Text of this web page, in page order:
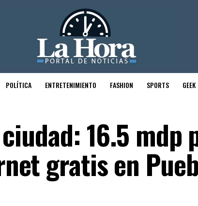
POLÍTICA ENTRETENIMIENTO FASHION SPORTS GEEK
16.5 mdp
gratis en